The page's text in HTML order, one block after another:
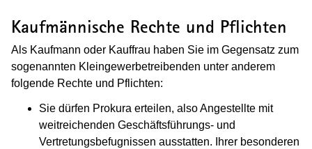
Kaufmännische Rechte und Pflichten
Als Kaufmann oder Kauffrau haben Sie im Gegensatz zum
sogenannten Kleingewerbetreibenden unter anderem
folgende Rechte und Pflichten:
Sie dürfen Prokura erteilen, also Angestellte mit
weitreichenden Geschäftsführungs- und
Vertretungsbefugnissen ausstatten. Ihrer besonderen